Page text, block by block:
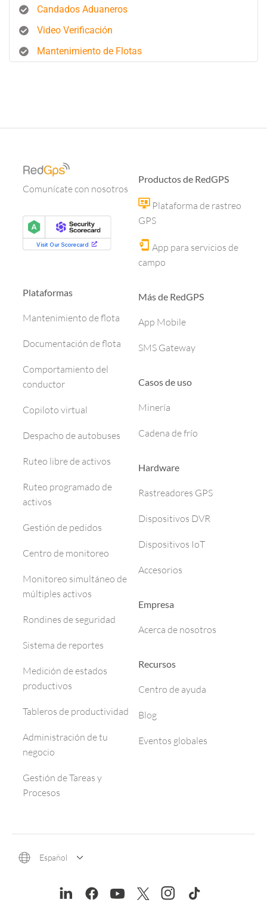
Candados Aduaneros
Video Verificación
Mantenimiento de Flotas
Comunícate con nosotros
Plataformas
Mantenimiento de flota
Documentación de flota
Comportamiento del
conductor
Copiloto virtual
Despacho de autobuses
Ruteo libre de activos
Ruteo programado de
activos
Gestión de pedidos
Centro de monitoreo
Monitoreo simultáneo de
múltiples activos
Rondines de seguridad
Sistema de reportes
Medición de estados
productivos
Tableros de productividad
Administración de tu
negocio
Gestión de Tareas y
Procesos
Productos de RedGPS
Plataforma de rastreo
GPS
App para servicios de
campo
Más de RedGPS
App Mobile
SMS Gateway
Casos de uso
Minería
Cadena de frío
Hardware
Rastreadores GPS
Dispositivos DVR
Dispositivos IoT
Accesorios
Empresa
Acerca de nosotros
Recursos
Centro de ayuda
Blog
Eventos globales
Español